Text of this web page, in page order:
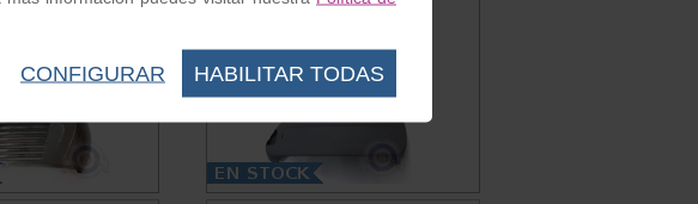
CONFIGURAR HABILITAR TODAS